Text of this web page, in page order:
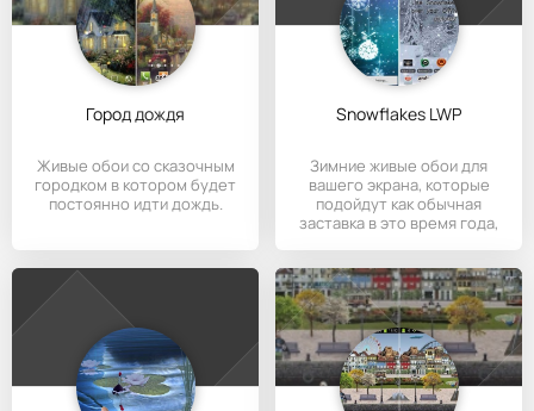
Город дождя
Живые обои со сказочным
городком в котором будет
постоянно идти дождь.
Snowflakes LWP
Зимние живые обои для
вашего экрана, которые
подойдут как обычная
заставка в это время года,